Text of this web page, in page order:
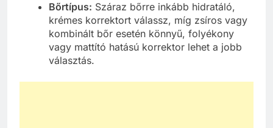
Bőrtípus: Száraz bőrre inkább hidratáló,
krémes korrektort válassz, míg zsíros vagy
kombinált bőr esetén könnyű, folyékony
vagy mattító hatású korrektor lehet a jobb
választás.